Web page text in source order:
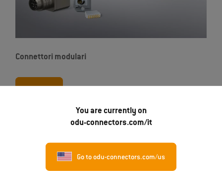
You are currently on
odu-connectors.com/it
Go to odu-connectors.com/us
Connettori modulari